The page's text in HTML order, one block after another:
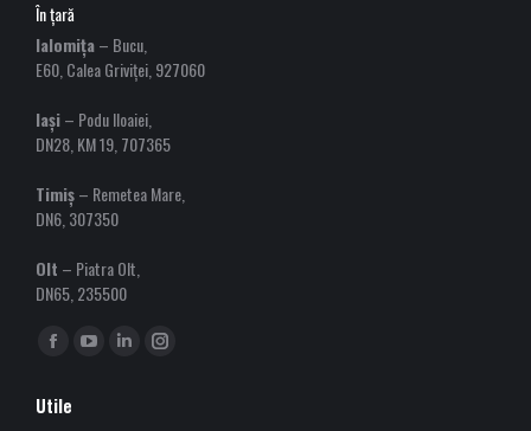
În țară
Ialomița– Bucu,
E60, Calea Griviței, 927060
Iași– Podu Iloaiei,
DN28, KM 19, 707365
Timiș– Remetea Mare,
DN6, 307350
Olt – Piatra Olt,
DN65, 235500
Find us on:
Facebook
opens
YouTubeLinkedinInstagram
Utile